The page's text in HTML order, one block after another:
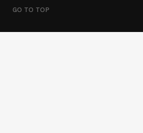
GO TO TOP